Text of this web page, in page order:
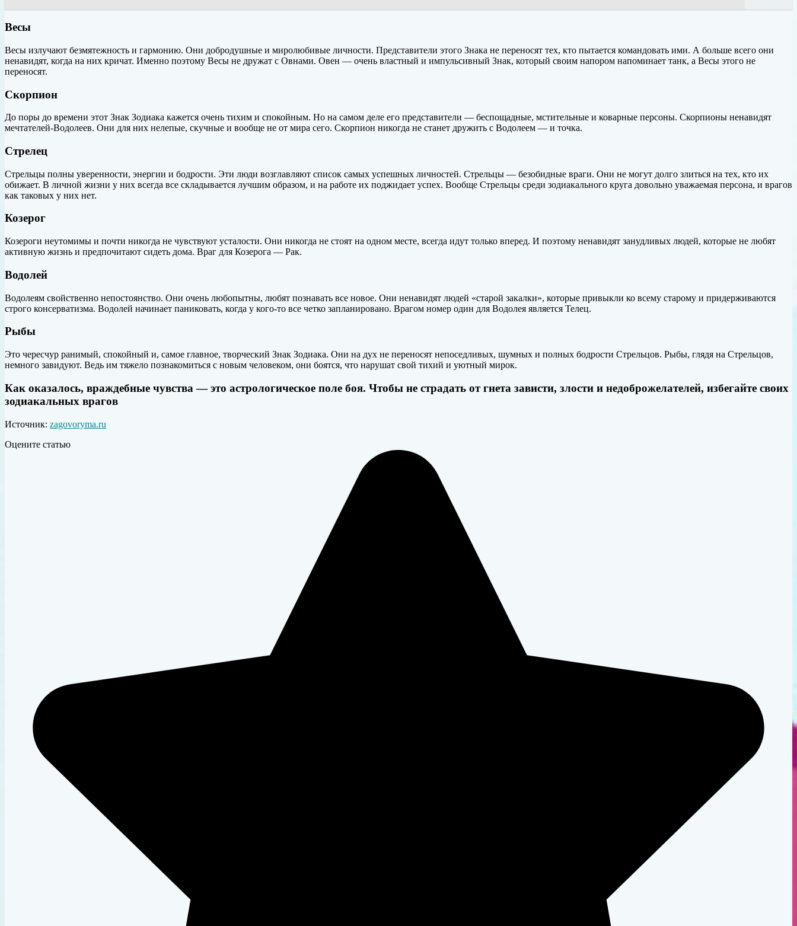
Весы
Весы излучают безмятежность и гармонию. Они добродушные и миролюбивые личности. Представители этого Знака не переносят тех, кто пытается командовать ими. А больше всего они
ненавидят, когда на них кричат. Именно поэтому Весы не дружат с Овнами. Овен — очень властный и импульсивный Знак, который своим напором напоминает танк, а Весы этого не
переносят.
Скорпион
До поры до времени этот Знак Зодиака кажется очень тихим и спокойным. Но на самом деле его представители — беспощадные, мстительные и коварные персоны. Скорпионы ненавидят
мечтателей-Водолеев. Они для них нелепые, скучные и вообще не от мира сего. Скорпион никогда не станет дружить с Водолеем — и точка.
Стрелец
Стрельцы полны уверенности, энергии и бодрости. Эти люди возглавляют список самых успешных личностей. Стрельцы — безобидные враги. Они не могут долго злиться на тех, кто их
обижает. В личной жизни у них всегда все складывается лучшим образом, и на работе их поджидает успех. Вообще Стрельцы среди зодиакального круга довольно уважаемая персона, и врагов
как таковых у них нет.
Козерог
Козероги неутомимы и почти никогда не чувствуют усталости. Они никогда не стоят на одном месте, всегда идут только вперед. И поэтому ненавидят занудливых людей, которые не любят
активную жизнь и предпочитают сидеть дома. Враг для Козерога — Рак.
Водолей
Водолеям свойственно непостоянство. Они очень любопытны, любят познавать все новое. Они ненавидят людей «старой закалки», которые привыкли ко всему старому и придерживаются
строго консерватизма. Водолей начинает паниковать, когда у кого-то все четко запланировано. Врагом номер один для Водолея является Телец.
Рыбы
Это чересчур ранимый, спокойный и, самое главное, творческий Знак Зодиака. Они на дух не переносят непоседливых, шумных и полных бодрости Стрельцов. Рыбы, глядя на Стрельцов,
немного завидуют. Ведь им тяжело познакомиться с новым человеком, они боятся, что нарушат свой тихий и уютный мирок.
Как оказалось, враждебные чувства — это астрологическое поле боя. Чтобы не страдать от гнета зависти, злости и недоброжелателей, избегайте своих
зодиакальных врагов
Источник: zagovoryma.ru
Оцените статью